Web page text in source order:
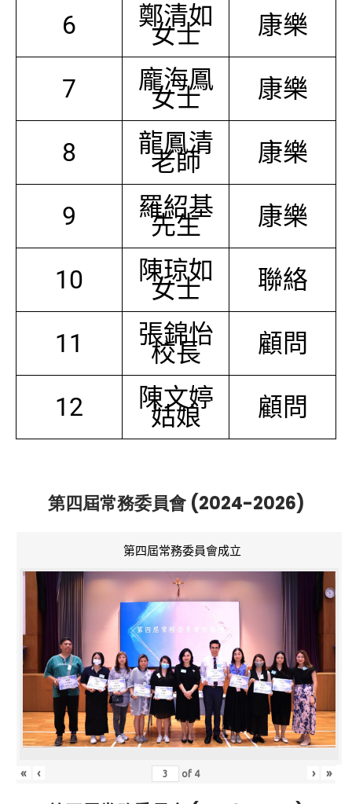
6 鄭清如
女士 康樂
7 龐海鳳
女士 康樂
8 龍鳳清
老師 康樂
9 羅紹基
先生 康樂
10 陳琼如
女士 聯絡
11 張錦怡
校長 顧問
12 陳文婷
姑娘 顧問
第四屆常務委員會 (2024-2026)
第四屆常務委員會成立
« ‹ of 4 › »